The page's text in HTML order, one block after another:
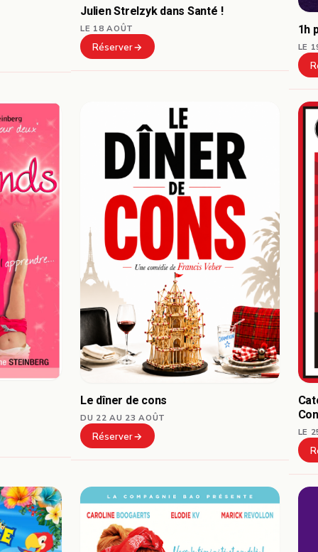
Julien Strelzyk dans Santé !
LE 18 AOÛT
Réserver
1h
LE
Le dîner de cons
DU 22 AU 23 AOÛT
Réserver LE